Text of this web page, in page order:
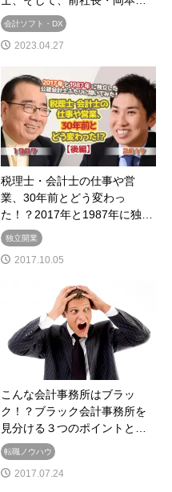
会計ソフト・DX
2023.04.27
税理士・会計士の仕事や営
業、30年前とどう変わっ
た！？2017年と1987年に独…
独立開業
2017.10.05
こんな会計事務所はブラッ
ク！？ブラック会計事務所を
見分ける３つのポイントと…
転職ノウハウ
2017.07.24